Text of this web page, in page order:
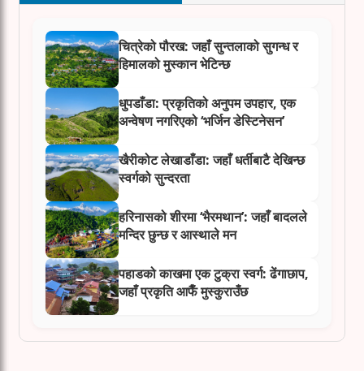
चित्रेको पौरख: जहाँ सुन्तलाको सुगन्ध र
हिमालको मुस्कान भेटिन्छ
धुपडाँडा: प्रकृतिको अनुपम उपहार, एक
अन्वेषण नगरिएको ‘भर्जिन डेस्टिनेसन’
खैरीकोट लेखाडाँडा: जहाँ धर्तीबाटै देखिन्छ
स्वर्गको सुन्दरता
हरिनासको शीरमा ‘भैरमथान’: जहाँ बादलले
मन्दिर छुन्छ र आस्थाले मन
पहाडको काखमा एक टुक्रा स्वर्ग: ढेंगाछाप,
जहाँ प्रकृति आफैँ मुस्कुराउँछ